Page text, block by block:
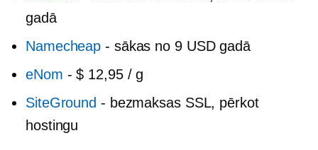
gadā
Namecheap - sākas no 9 USD gadā
eNom - $ 12,95 / g
SiteGround - bezmaksas SSL, pērkot
hostingu